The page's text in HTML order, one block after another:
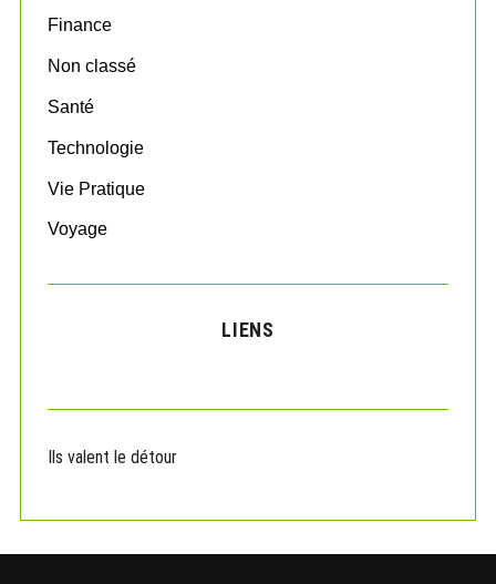
:Finance
Non classé
Santé
Technologie
Vie Pratique
Voyage
LIENS
Ils valent le détour